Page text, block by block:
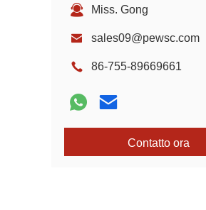
Miss. Gong
sales09@pewsc.com
86-755-89669661
Contatto ora